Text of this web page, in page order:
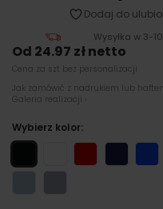
Dodaj do
Wysyłka w 3-
Od 24.97 zł netto
Cena za szt bez personalizacji
Jak zamówić z nadrukiem lub
Galeria realizacji ›
Wybierz kolor: